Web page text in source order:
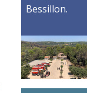
Bessillon.